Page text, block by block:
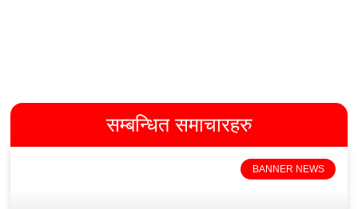
सम्बन्धित समाचारहरु
BANNER NEWS